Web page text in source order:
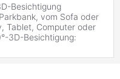
Besichtigung
vom Sofa oder
Tablet, Computer oder
3D-Besichtigung: